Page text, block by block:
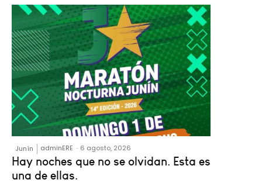
Junín adminERE - 6 agosto, 2026
Hay noches que no se olvidan. Esta es
una de ellas.